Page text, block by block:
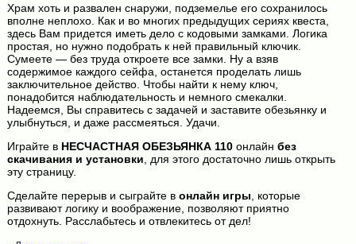
Храм хоть и развален снаружи, подземелье его сохранилось
вполне неплохо. Как и во многих предыдущих сериях квеста,
здесь Вам придется иметь дело с кодовыми замками. Логика
простая, но нужно подобрать к ней правильный ключик.
Сумеете — без труда откроете все замки. Ну а взяв
содержимое каждого сейфа, останется проделать лишь
заключительное действо. Чтобы найти к нему ключ,
понадобится наблюдательность и немного смекалки.
Надеемся, Вы справитесь с задачей и заставите обезьянку и
улыбнуться, и даже рассмеяться. Удачи.
Играйте в НЕСЧАСТНАЯ ОБЕЗЬЯНКА 110онлайн без
скачивания и установки , для этого достаточно лишь открыть
эту страницу.
Сделайте перерыв и сыграйте в онлайн игры, которые
развивают логику и воображение, позволяют приятно
отдохнуть. Расслабьтесь и отвлекитесь от дел!